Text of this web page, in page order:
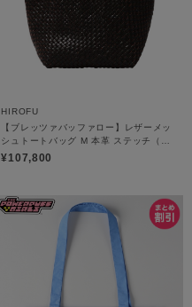
HIROFU
【ブレッツァバッファロー】レザーメッ
シュトートバッグ M 本革 ステッチ（商
品番号：P25-30413）
¥107,800